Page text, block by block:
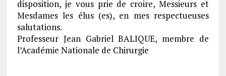
disposition, je vous prie de croire, Messieurs et
Mesdames les élus (es), en mes respectueuses
salutations.
Professeur Jean Gabriel BALIQUE, membre de
l’Académie Nationale de Chirurgie